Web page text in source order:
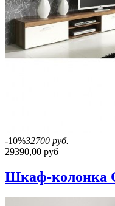
-10%32700 руб.
29390,00 руб
Шкаф-колонка